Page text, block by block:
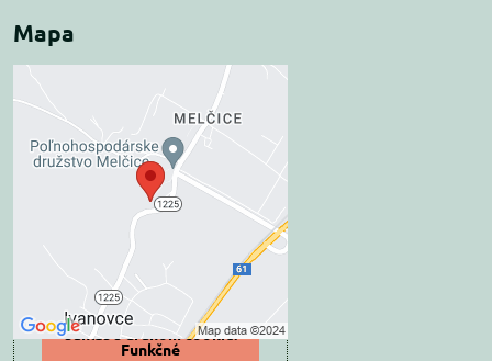
Mapa
Externý obsah je
blokovaný Voľbami
súkromia
Prajete si načítať externý obsah?
Povoliť tentokrát
Povoliť a zapamätať -
súhlas s druhom cookie:
Funkčné